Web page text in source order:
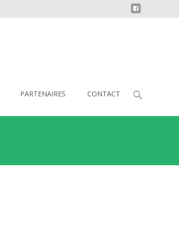
PARTENAIRES CONTACT